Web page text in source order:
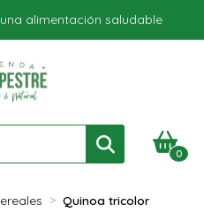
alimentación saludable
0
Quinoa tricolor